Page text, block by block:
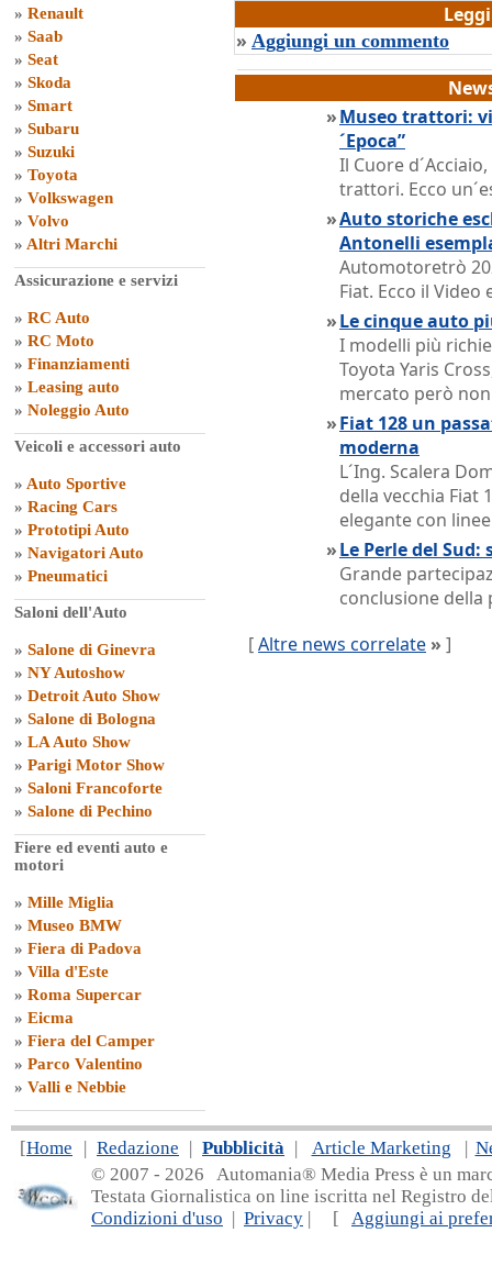
» Renault
» Saab
» Seat
» Skoda
» Smart
» Subaru
» Suzuki
» Toyota
» Volkswagen
» Volvo
» Altri Marchi
Assicurazione e servizi
» RC Auto
» RC Moto
» Finanziamenti
» Leasing auto
» Noleggio Auto
Veicoli e accessori auto
» Auto Sportive
» Racing Cars
» Prototipi Auto
» Navigatori Auto
» Pneumatici
Saloni dell'Auto
» Salone di Ginevra
» NY Autoshow
» Detroit Auto Show
» Salone di Bologna
» LA Auto Show
» Parigi Motor Show
» Saloni Francoforte
» Salone di Pechino
Fiere ed eventi auto e
motori
» Mille Miglia
» Museo BMW
» Fiera di Padova
» Villa d'Este
» Roma Supercar
» Eicma
» Fiera del Camper
» Parco Valentino
» Valli e Nebbie
» Aggiungi un commento
»Museo trattori:
´Epoca”
Il Cuore
trattori. Ecco
»Auto storiche
Antonelli
Automotoretrò
Fiat. Ecco il
»Le cinque auto
I modelli più
Toyota Yaris
mercato però
»Fiat 128 un
moderna
L´Ing. Scalera
della vecchia Fiat
elegante con
»Le Perle del
Grande
conclusione della
[Altre news correlate » ]
[Home | Redazione | Pubblicità | Article Marketing |
© 2007 - 2026 Automania® Media Press è un
Testata Giornalistica on line iscritta nel Registro
Condizioni d'uso | Privacy | [ Aggiungi ai